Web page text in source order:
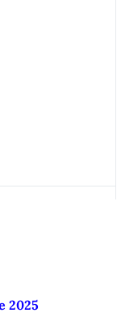
2025